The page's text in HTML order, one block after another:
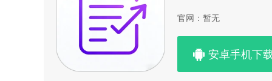
安卓手机下
官网：暂无